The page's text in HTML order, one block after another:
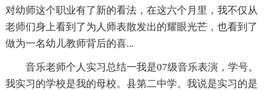
对幼师这个职业有了新的看法，在这六个月里，我不仅从
老师们身上看到了为人师表散发出的耀眼光芒，也看到了
做为一名幼儿教师背后的喜...
音乐老师个人实习总结一我是07级音乐表演，学号。
我实习的学校是我的母校。县第二中学。我说是实习的是